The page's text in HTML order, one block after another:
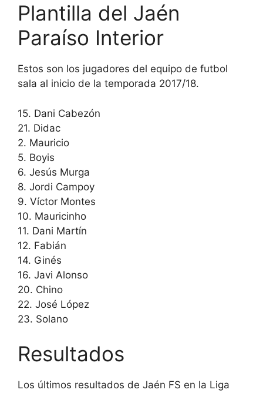
Plantilla del Jaén
Paraíso Interior
Estos son los jugadores del equipo de futbol
sala al inicio de la temporada 2017/18.
15. Dani Cabezón
21. Didac
2. Mauricio
5. Boyis
6. Jesús Murga
8. Jordi Campoy
9. Víctor Montes
10. Mauricinho
11. Dani Martín
12. Fabián
14. Ginés
16. Javi Alonso
20. Chino
22. José López
23. Solano
Resultados
Los últimos resultados de Jaén FS en la Liga